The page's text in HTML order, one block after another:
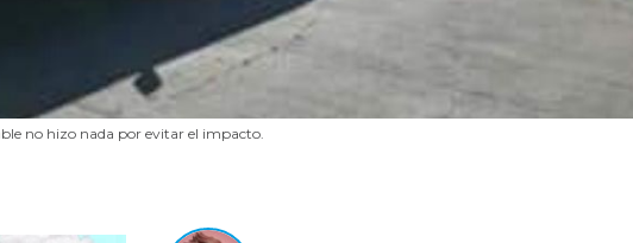
no hizo nada por evitar el impacto.